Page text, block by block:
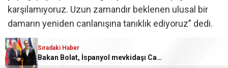
karşılamıyoruz. Uzun zamandır beklenen ulusal bir
damarın yeniden canlanışına tanıklık ediyoruz” dedi.
El-Husri, Suriye Hava Yolları’nın Deyrizor Uluslararası
Havalimanı’na gerçekleştirdiği ilk uçuşun, ülke içi
Sıradaki Haber
Bakan Bolat, İspanyol mevkidaşı Caballero ile görüştü